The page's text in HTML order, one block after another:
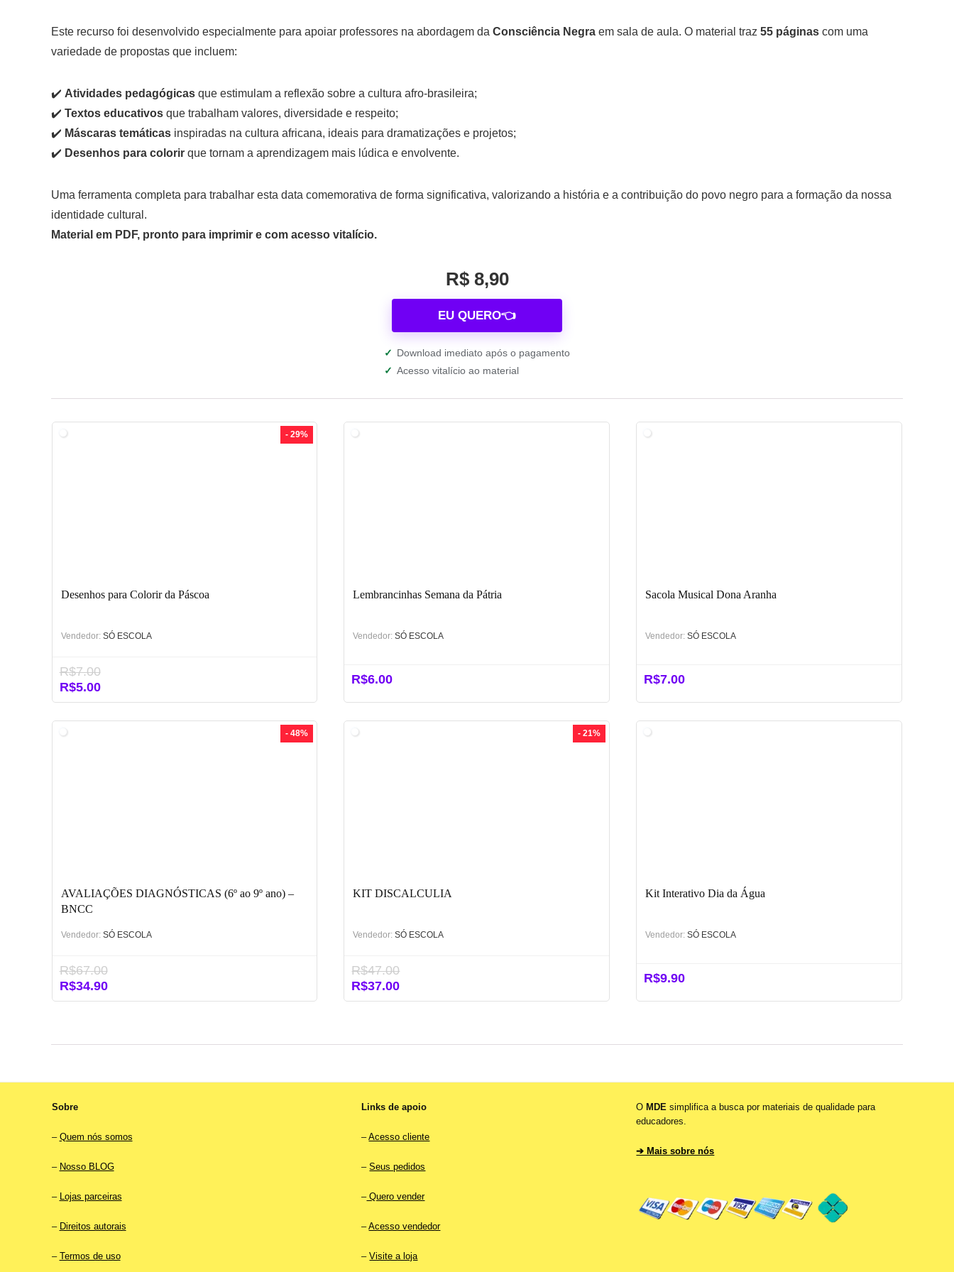
Este recurso foi desenvolvido especialmente para apoiar professores na abordagem da Consciência Negra em sala de aula. O material traz 55 páginas com uma
variedade de propostas que incluem:
✔️ Atividades pedagógicas que estimulam a reflexão sobre a cultura afro-brasileira;
✔️ Textos educativos que trabalham valores, diversidade e respeito;
✔️ Máscaras temáticas inspiradas na cultura africana, ideais para dramatizações e projetos;
✔️ Desenhos para colorir que tornam a aprendizagem mais lúdica e envolvente.
Uma ferramenta completa para trabalhar esta data comemorativa de forma significativa, valorizando a história e a contribuição do povo negro para a formação da nossa
identidade cultural.
Material em PDF, pronto para imprimir e com acesso vitalício.
R$ 8,90
EU QUERO👈
✓ Download imediato após o pagamento
✓ Acesso vitalício ao material
- 29%
Desenhos para Colorir da Páscoa
Vendedor: SÓ ESCOLA
R$7.00
O
preço
era:
R$5.00O
preço
Lembrancinhas Semana da Pátria
Vendedor: SÓ ESCOLA
R$6.00
Sacola Musical Dona Aranha
Vendedor: SÓ ESCOLA
R$7.00
- 48%
AVALIAÇÕES DIAGNÓSTICAS (6º ao 9º ano) –
BNCC
Vendedor: SÓ ESCOLA
R$67.00
O
preço
R$67.00.
R$34.90O
preço
R$34.90.
- 21%
KIT DISCALCULIA
Vendedor: SÓ ESCOLA
R$47.00
O
preço
R$47.00.
R$37.00O
preço
R$37.00.
Kit Interativo Dia da Água
Vendedor: SÓ ESCOLA
R$9.90
Sobre
– Quem nós somos
– Nosso BLOG
– Lojas parceiras
– Direitos autorais
– Termos de uso
Links de apoio
–Acesso cliente
–Seus pedidos
–Quero vender
–Acesso vendedor
–Visite a loja
O MDE simplifica a busca por materiais de qualidade para
educadores.
➔ Mais sobre nós